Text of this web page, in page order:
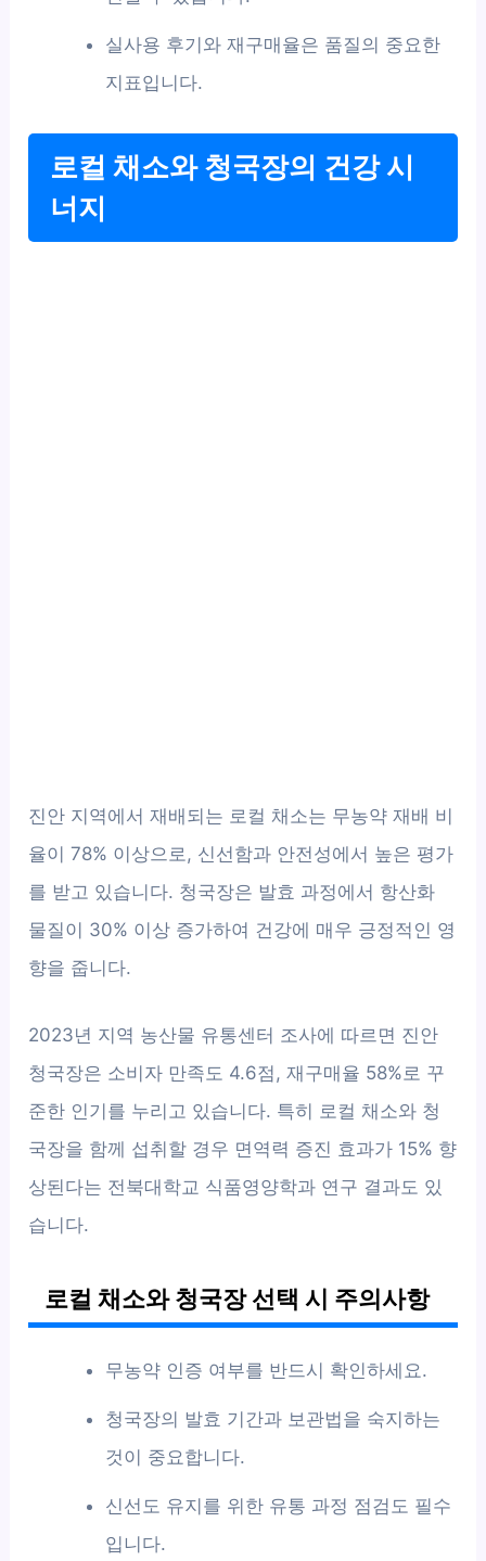
실사용 후기와 재구매율은 품질의 중요한
지표입니다.
로컬 채소와 청국장의 건강 시
너지
진안 지역에서 재배되는 로컬 채소는 무농약 재배 비
율이 78% 이상으로, 신선함과 안전성에서 높은 평가
를 받고 있습니다. 청국장은 발효 과정에서 항산화
물질이 30% 이상 증가하여 건강에 매우 긍정적인 영
향을 줍니다.
2023년 지역 농산물 유통센터 조사에 따르면 진안
청국장은 소비자 만족도 4.6점, 재구매율 58%로 꾸
준한 인기를 누리고 있습니다. 특히 로컬 채소와 청
국장을 함께 섭취할 경우 면역력 증진 효과가 15% 향
상된다는 전북대학교 식품영양학과 연구 결과도 있
습니다.
로컬 채소와 청국장 선택 시 주의사항
무농약 인증 여부를 반드시 확인하세요.
청국장의 발효 기간과 보관법을 숙지하는
것이 중요합니다.
신선도 유지를 위한 유통 과정 점검도 필수
입니다.